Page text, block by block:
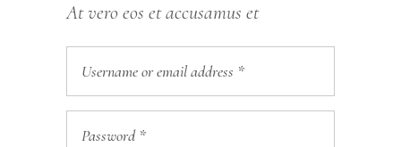
At vero eos et accusamus et